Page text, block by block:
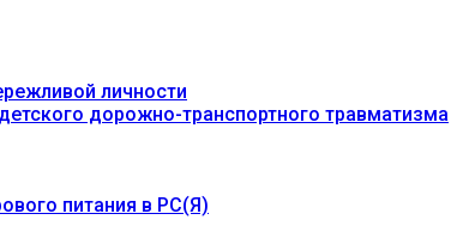
личности
дорожно-транспортного травматизма
питания в РС(Я)